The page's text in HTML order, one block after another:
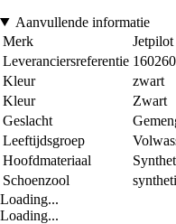
Aanvullende informatie
Merk
Jetpilot
Leveranciersreferentie
Kleur
zwart
Kleur
Zwart
Geslacht
Leeftijdsgroep
Hoofdmateriaal
Schoenzool
Loading...
Loading...